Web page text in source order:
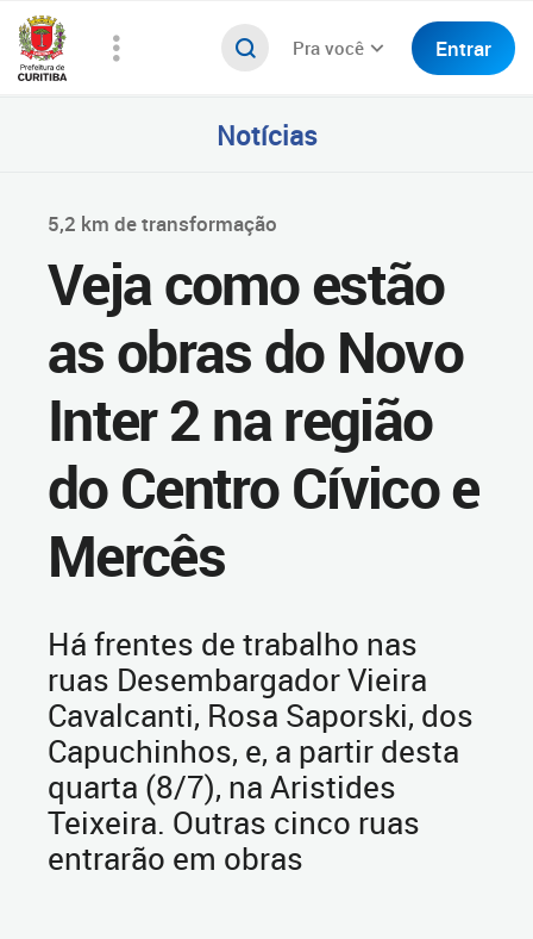
Pra você Entrar
Notícias
5,2 km de transformação
Veja como estão
as obras do Novo
Inter 2 na região
do Centro Cívico e
Mercês
Há frentes de trabalho nas
ruas Desembargador Vieira
Cavalcanti, Rosa Saporski, dos
Capuchinhos, e, a partir desta
quarta (8/7), na Aristides
Teixeira. Outras cinco ruas
entrarão em obras